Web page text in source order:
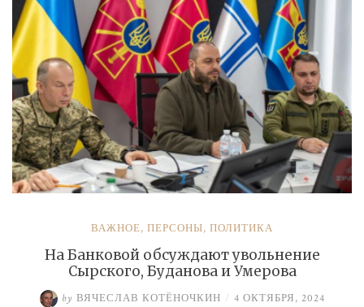
ВАЖНОЕ, ПЕРСОНЫ, ПОЛИТИКА
На Банковой обсуждают увольнение
Сырского, Буданова и Умерова
by ВЯЧЕСЛАВ КОТЁНОЧКИН / 4 ОКТЯБРЯ, 2024